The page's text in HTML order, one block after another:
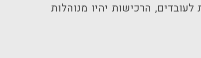
הרכישות יהיו מנוהלות